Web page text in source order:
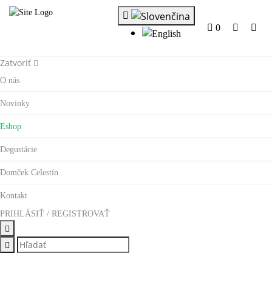
0
Zatvoriť
O nás
Novinky
Eshop
Degustácie
Domček Celestín
Kontakt
PRIHLÁSIŤ / REGISTROVAŤ